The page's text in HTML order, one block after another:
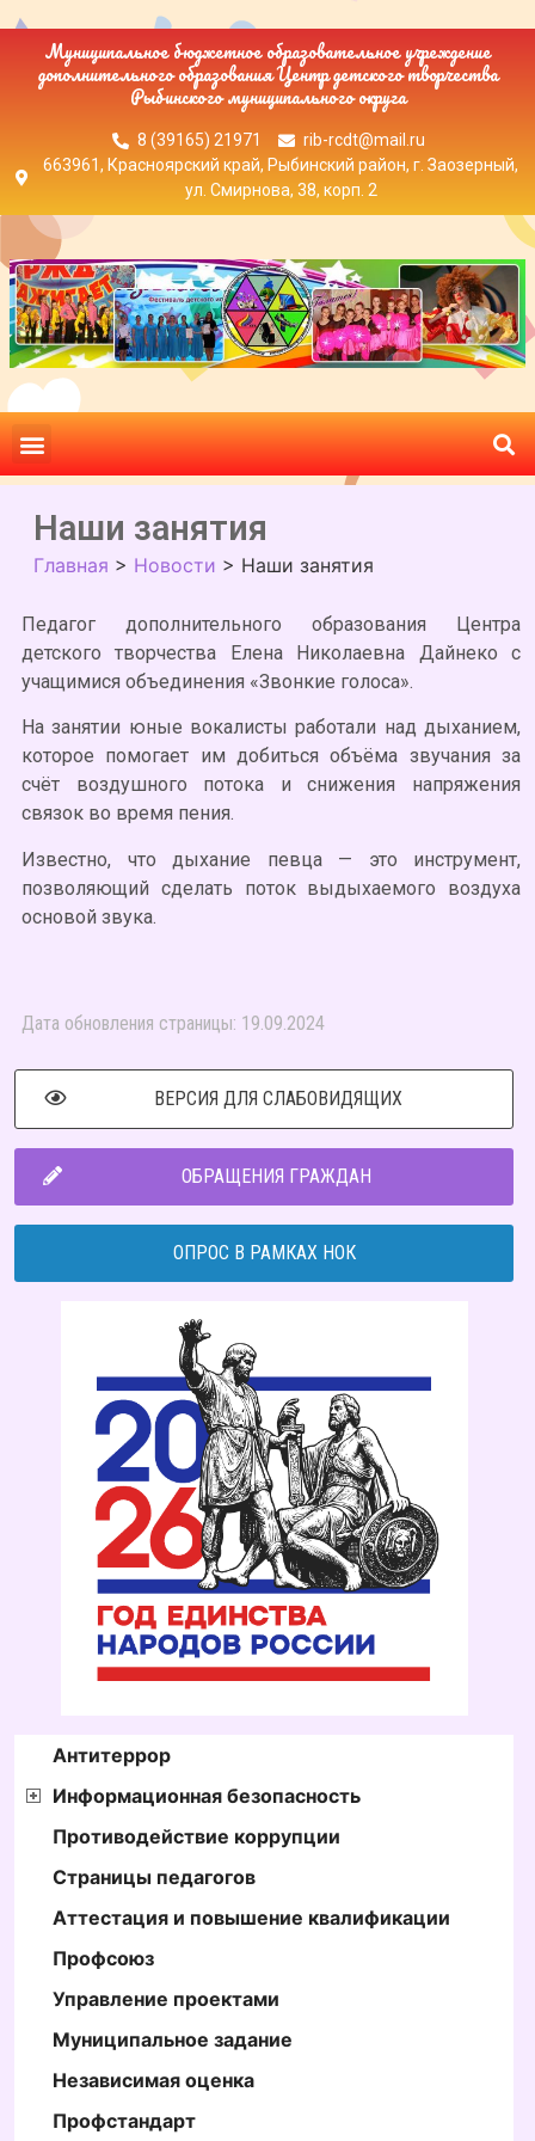
Муниципальное бюджетное образовательное учреждение
дополнительного образования Центр детского творчества
Рыбинского муниципального округа
8 (39165) 21971
rib-rcdt@mail.ru
663961, Красноярский край, Рыбинский район, г. Заозерный,
ул. Смирнова, 38, корп. 2
Наши занятия
Главная > Новости > Наши занятия
Педагог дополнительного образования Центра
детского творчества Елена Николаевна Дайнеко с
учащимися объединения «Звонкие голоса».
На занятии юные вокалисты работали над дыханием,
которое помогает им добиться объёма звучания за
счёт воздушного потока и снижения напряжения
связок во время пения.
Известно, что дыхание певца — это инструмент,
позволяющий сделать поток выдыхаемого воздуха
основой звука.
Дата обновления страницы: 19.09.2024
ВЕРСИЯ ДЛЯ СЛАБОВИДЯЩИХ
ОБРАЩЕНИЯ ГРАЖДАН
ОПРОС В РАМКАХ НОК
Антитеррор
Информационная безопасность
Противодействие коррупции
Страницы педагогов
Аттестация и повышение квалификации
Профсоюз
Управление проектами
Муниципальное задание
Независимая оценка
Профстандарт